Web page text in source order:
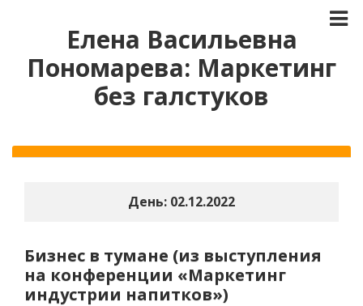
Елена Васильевна
Пономарева: Маркетинг
без галстуков
День: 02.12.2022
Бизнес в тумане (из выступления
на конференции «Маркетинг
индустрии напитков»)